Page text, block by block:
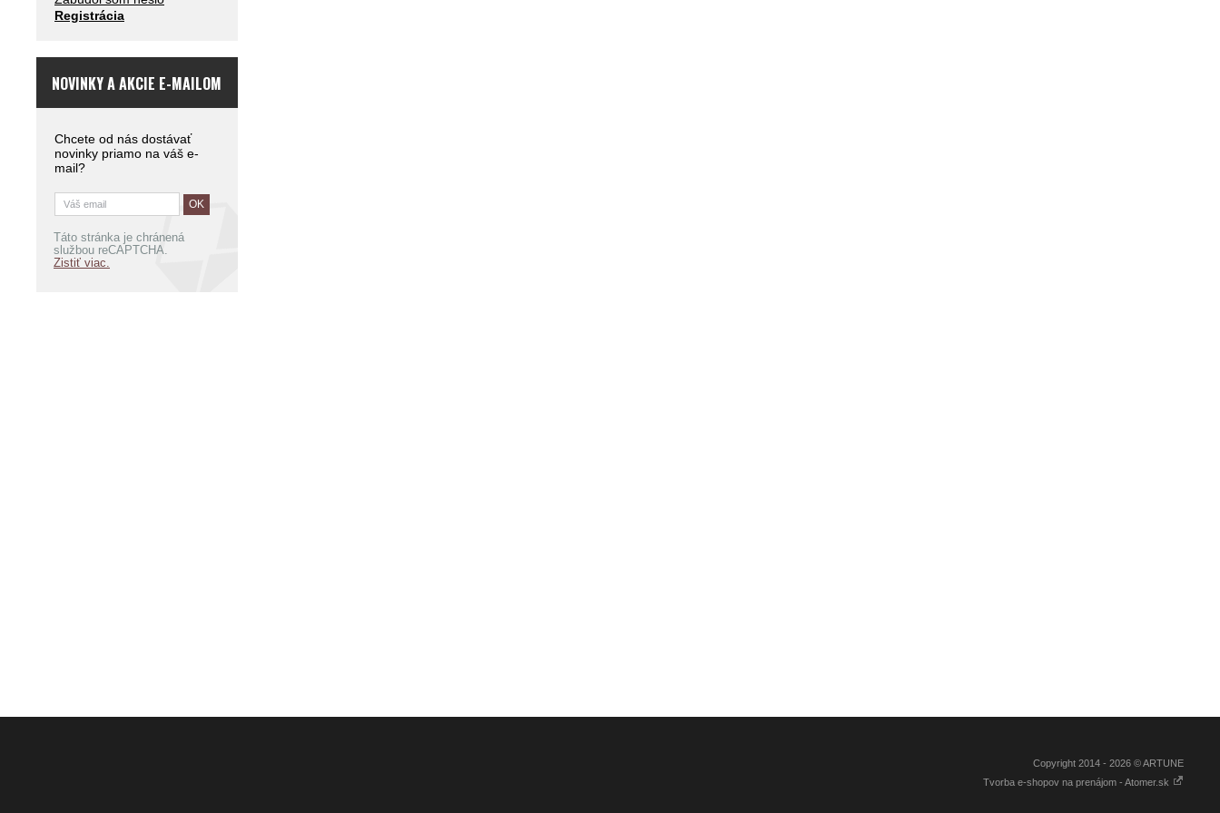
Registrácia
NOVINKY A AKCIE E-MAILOM
Chcete od nás dostávať
novinky priamo na váš e-
mail?
Táto stránka je chránená
službou reCAPTCHA.
Zistiť viac.
Copyright 2014 - 2026 © ARTUNE
Tvorba e-shopov na prenájom - Atomer.sk